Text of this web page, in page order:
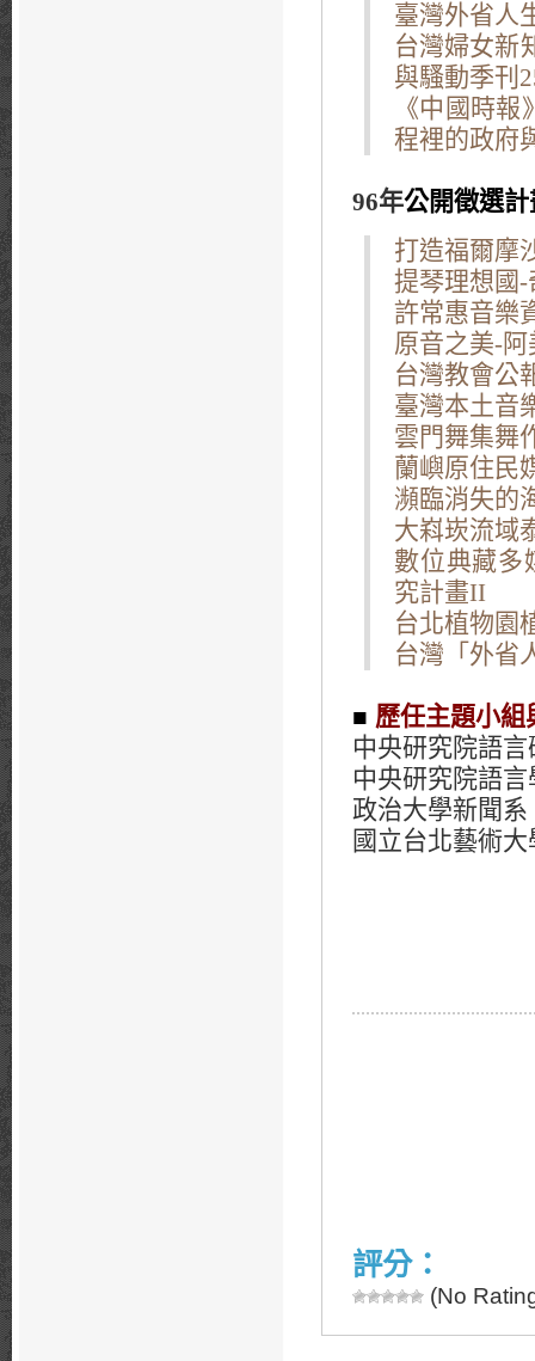
臺灣外省人
台灣婦女新
與騷動季刊
《中國時
程裡的政府
96年公開徵選計
打造福爾摩
提琴理想國
許常惠音樂
原音之美-
台灣教會公
臺灣本土音
雲門舞集舞
蘭嶼原住民
瀕臨消失的
大嵙崁流域
數位典藏多
究計畫II
台北植物園
台灣「外省
■ 歷任主題小組
中央研究院語
中央研究院語
政治大學新聞
國立台北藝術
評分：
(No